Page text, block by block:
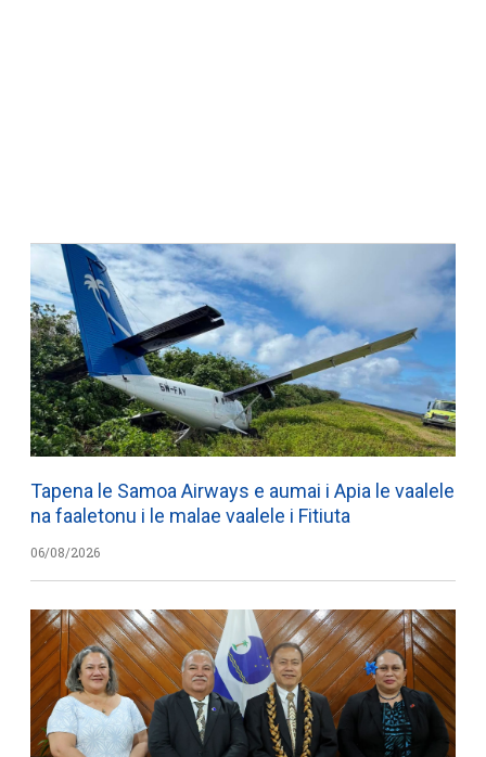
Tapena le Samoa Airways e aumai i Apia le vaalele
na faaletonu i le malae vaalele i Fitiuta
06/08/2026